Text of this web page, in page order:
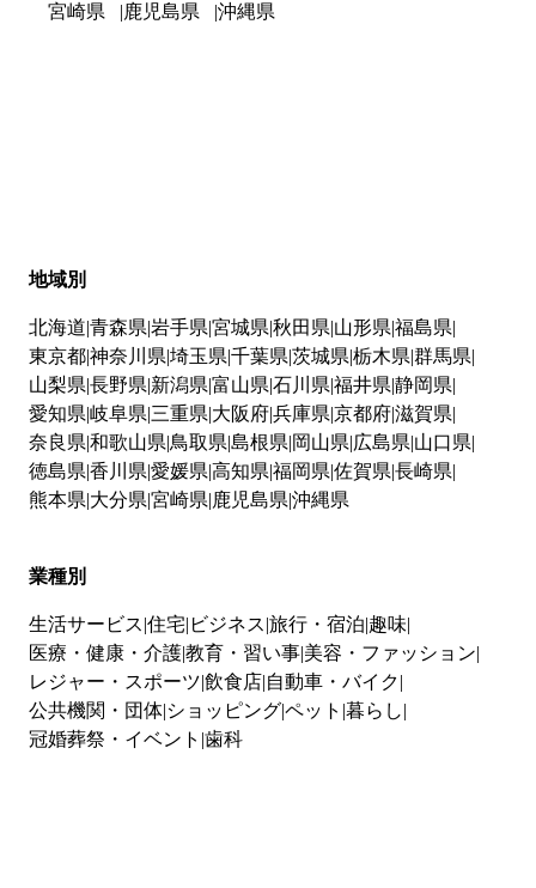
宮崎県
鹿児島県 沖縄県
地域別
北海道 青森県 岩手県 宮城県 秋田県 山形県 福島県
東京都神奈川県 埼玉県 千葉県 茨城県 栃木県 群馬県
山梨県 長野県 新潟県 富山県 石川県 福井県 静岡県
愛知県 岐阜県 三重県 大阪府兵庫県 京都府滋賀県
奈良県 和歌山県 鳥取県 島根県 岡山県 広島県 山口県
徳島県 香川県 愛媛県 高知県 福岡県 佐賀県 長崎県
熊本県 大分県 宮崎県 鹿児島県 沖縄県
業種別
生活サービス 住宅 ビジネス 旅行・宿泊 趣味
医療・健康・介護教育・習い事 美容・ファッション
レジャー・スポーツ 飲食店 自動車・バイク
公共機関・団体 ショッピングペット 暮らし
冠婚葬祭・イベント 歯科